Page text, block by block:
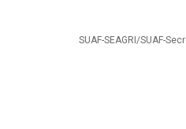
SUAF-SEAGRI/SUAF-